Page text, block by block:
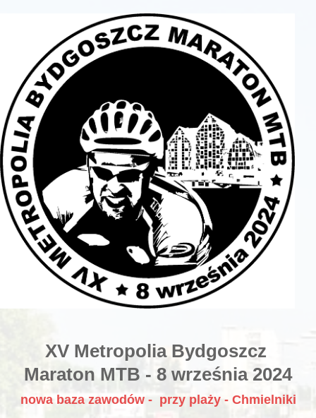
XV Metropolia Bydgoszcz
Maraton MTB - 8 września 2024
nowa baza zawodów - przy plaży - Chmielniki